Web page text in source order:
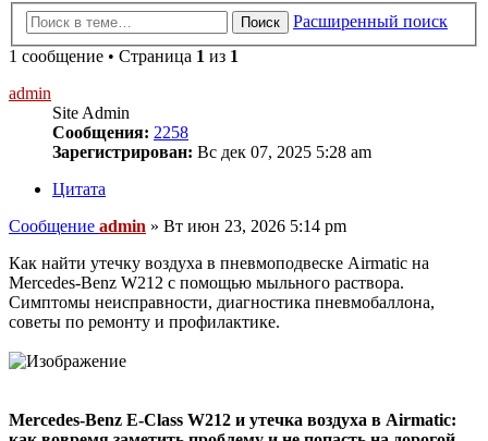
Поиск
Расширенный поиск
1 сообщение • Страница 1 из 1
admin
Site Admin
Сообщения: 2258
Зарегистрирован: Вс дек 07, 2025 5:28 am
Цитата
Сообщение admin » Вт июн 23, 2026 5:14 pm
Как найти утечку воздуха в пневмоподвеске Airmatic на
Mercedes-Benz W212 с помощью мыльного раствора.
Симптомы неисправности, диагностика пневмобаллона,
советы по ремонту и профилактике.
Mercedes-Benz E-Class W212 и утечка воздуха в Airmatic: